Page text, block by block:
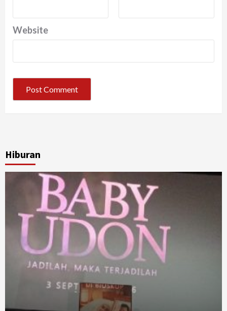
Website
Hiburan